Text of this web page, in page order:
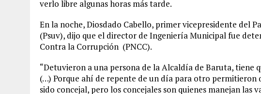
verlo libre algunas horas más tarde.
En la noche, Diosdado Cabello, primer vicepresidente del
(Psuv), dijo que el director de Ingeniería Municipal fue
Contra la Corrupción (PNCC).
“Detuvieron a una persona de la Alcaldía de Baruta, tiene
(…) Porque ahí de repente de un día para otro permitieron
sido concejal, pero los concejales son quienes manejan las